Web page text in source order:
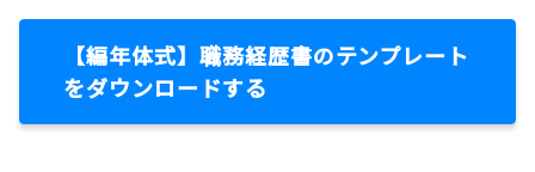
【編年体式】職務経歴書のテンプレート
をダウンロードする